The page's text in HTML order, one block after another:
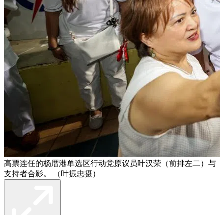
高票连任的杨厝港单选区行动党原议员叶汉荣（前排左二）与
支持者合影。 （叶振忠摄）